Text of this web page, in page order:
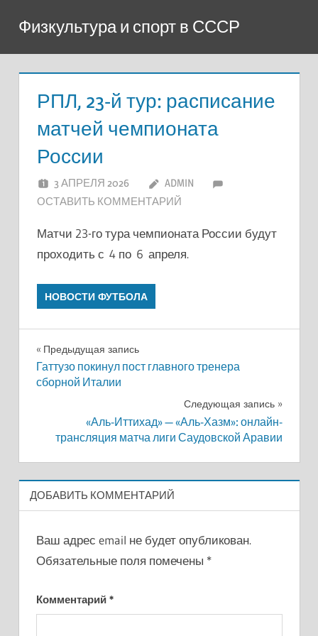
содержимому
Физкультура и спорт в СССР
РПЛ, 23-й тур: расписание
матчей чемпионата
России
3 АПРЕЛЯ 2026
ADMIN
ОСТАВИТЬ КОММЕНТАРИЙ
Матчи 23-го тура чемпионата России будут
проходить с 4 по 6 апреля.
НОВОСТИ ФУТБОЛА
Навигация
по
Предыдущая запись
Гаттузо покинул пост главного тренера
сборной Италии
Следующая запись
«Аль-Иттихад» — «Аль-Хазм»: онлайн-
трансляция матча лиги Саудовской Аравии
ДОБАВИТЬ КОММЕНТАРИЙ
Ваш адрес email не будет опубликован.
Обязательные поля помечены *
Комментарий *